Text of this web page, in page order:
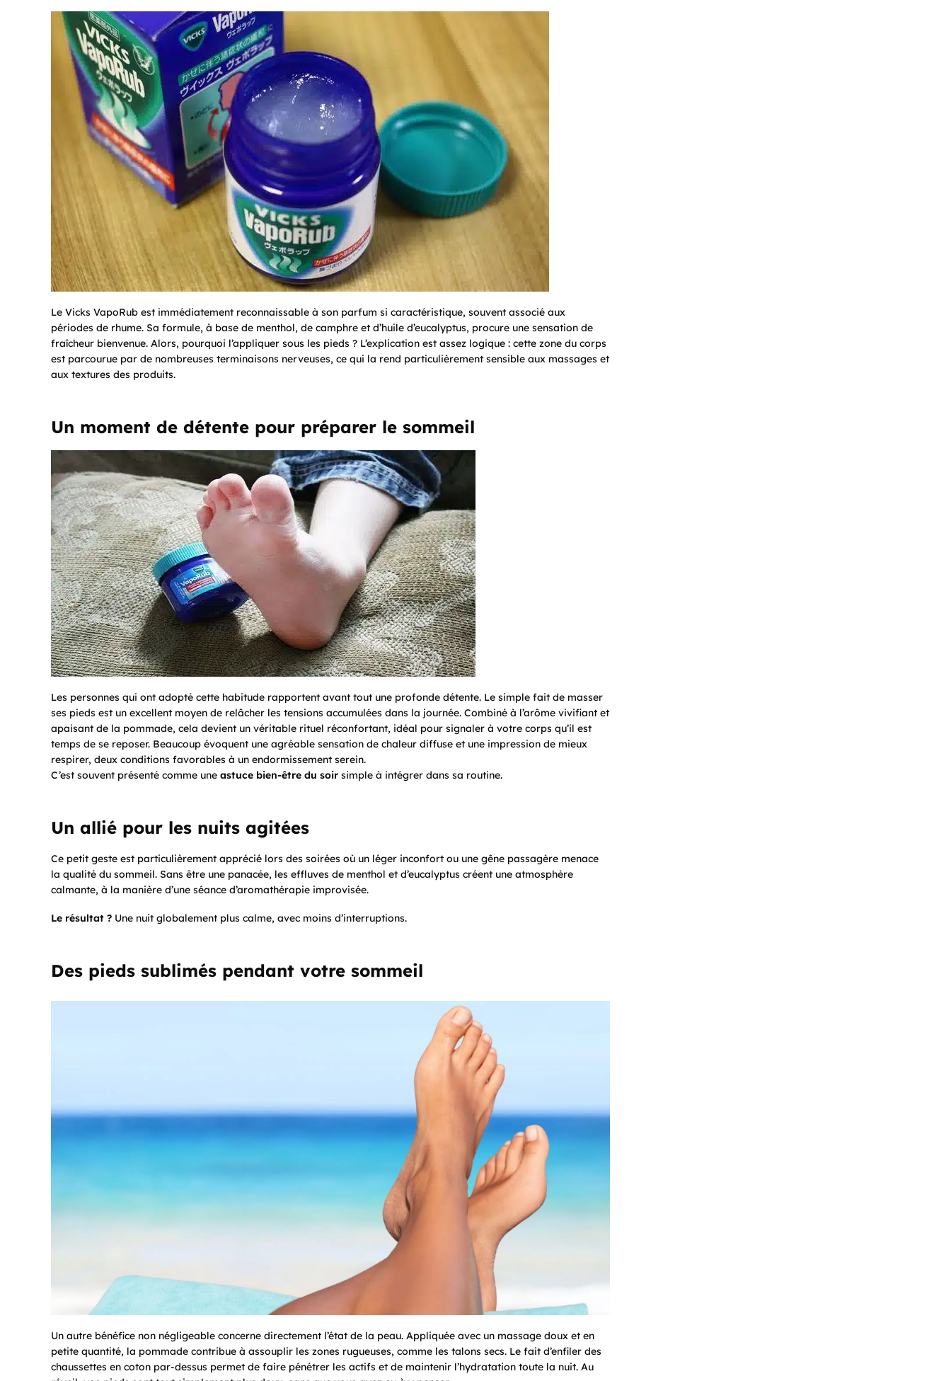
Le Vicks VapoRub est immédiatement reconnaissable à son parfum si caractéristique, souvent associé aux
périodes de rhume. Sa formule, à base de menthol, de camphre et d’huile d’eucalyptus, procure une sensation de
fraîcheur bienvenue. Alors, pourquoi l’appliquer sous les pieds ? L’explication est assez logique : cette zone du corps
est parcourue par de nombreuses terminaisons nerveuses, ce qui la rend particulièrement sensible aux massages et
aux textures des produits.
Un moment de détente pour préparer le sommeil
Les personnes qui ont adopté cette habitude rapportent avant tout une profonde détente. Le simple fait de masser
ses pieds est un excellent moyen de relâcher les tensions accumulées dans la journée. Combiné à l’arôme vivifiant et
apaisant de la pommade, cela devient un véritable rituel réconfortant, idéal pour signaler à votre corps qu’il est
temps de se reposer. Beaucoup évoquent une agréable sensation de chaleur diffuse et une impression de mieux
respirer, deux conditions favorables à un endormissement serein.
C’est souvent présenté comme une astuce bien-être du soir simple à intégrer dans sa routine.
Un allié pour les nuits agitées
Ce petit geste est particulièrement apprécié lors des soirées où un léger inconfort ou une gêne passagère menace
la qualité du sommeil. Sans être une panacée, les effluves de menthol et d’eucalyptus créent une atmosphère
calmante, à la manière d’une séance d’aromathérapie improvisée.
Le résultat ? Une nuit globalement plus calme, avec moins d’interruptions.
Des pieds sublimés pendant votre sommeil
Un autre bénéfice non négligeable concerne directement l’état de la peau. Appliquée avec un massage doux et en
petite quantité, la pommade contribue à assouplir les zones rugueuses, comme les talons secs. Le fait d’enfiler des
chaussettes en coton par-dessus permet de faire pénétrer les actifs et de maintenir l’hydratation toute la nuit. Au